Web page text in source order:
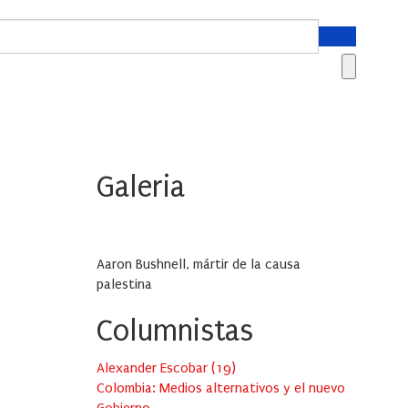
Galeria
Aaron Bushnell, mártir de la causa
palestina
Columnistas
Alexander Escobar (19)
Colombia: Medios alternativos y el nuevo